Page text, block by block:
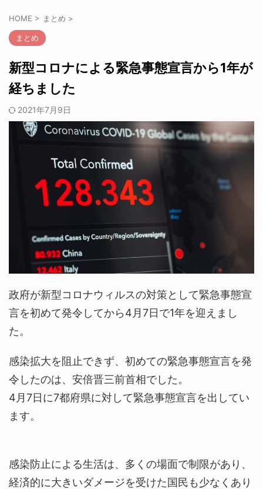
HOME > まとめ >
まとめ
新型コロナによる緊急事態宣言から1年が
経ちました
2021年7月9日
政府が新型コロナウィルスの対策として緊急事態宣
言を初めて発令してから4月7日で1年を迎えまし
た。
感染拡大を阻止できず、初めての緊急事態宣言を発
令したのは、安倍晋三前首相でした。
4月7日に7都府県に対して緊急事態宣言を出してい
ます。
感染防止による生活は、多くの場面で制限があり、
経済的に大きいダメージを受けた国民も少なくあり